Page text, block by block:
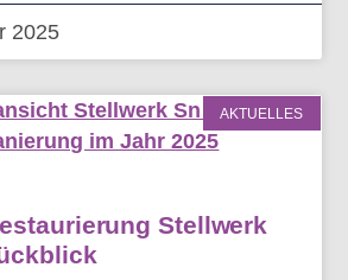
2025
AKTUELLES
Stellwerk